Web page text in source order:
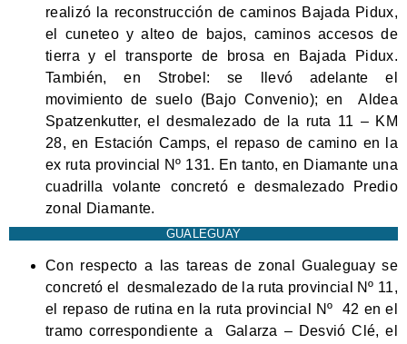
realizó la reconstrucción de caminos Bajada Pidux,
el cuneteo y alteo de bajos, caminos accesos de
tierra y el transporte de brosa en Bajada Pidux.
También, en Strobel: se llevó adelante el
movimiento de suelo (Bajo Convenio); en Aldea
Spatzenkutter, el desmalezado de la ruta 11 – KM
28, en Estación Camps, el repaso de camino en la
ex ruta provincial Nº 131. En tanto, en Diamante una
cuadrilla volante concretó e desmalezado Predio
zonal Diamante.
GUALEGUAY
Con respecto a las tareas de zonal Gualeguay se
concretó el desmalezado de la ruta provincial Nº 11,
el repaso de rutina en la ruta provincial Nº 42 en el
tramo correspondiente a Galarza – Desvió Clé, el